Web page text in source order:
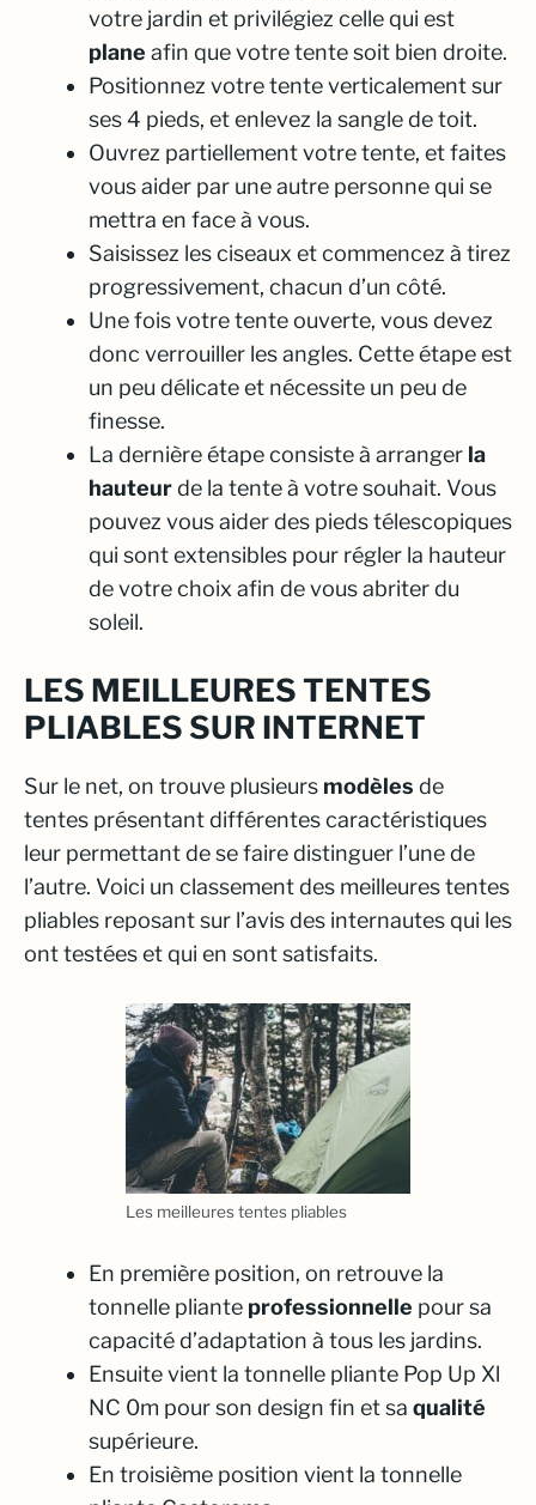
votre jardin et privilégiez celle qui est
plane afin que votre tente soit bien droite.
Positionnez votre tente verticalement sur
ses 4 pieds, et enlevez la sangle de toit.
Ouvrez partiellement votre tente, et faites
vous aider par une autre personne qui se
mettra en face à vous.
Saisissez les ciseaux et commencez à tirez
progressivement, chacun d’un côté.
Une fois votre tente ouverte, vous devez
donc verrouiller les angles. Cette étape est
un peu délicate et nécessite un peu de
finesse.
La dernière étape consiste à arranger la
hauteurde la tente à votre souhait. Vous
pouvez vous aider des pieds télescopiques
qui sont extensibles pour régler la hauteur
de votre choix afin de vous abriter du
soleil.
LES MEILLEURES TENTES
PLIABLES SUR INTERNET
Sur le net, on trouve plusieurs modèles de
tentes présentant différentes caractéristiques
leur permettant de se faire distinguer l’une de
l’autre. Voici un classement des meilleures tentes
pliables reposant sur l’avis des internautes qui les
ont testées et qui en sont satisfaits.
Les meilleures tentes pliables
En première position, on retrouve la
tonnelle pliante professionnelle pour sa
capacité d’adaptation à tous les jardins.
Ensuite vient la tonnelle pliante Pop Up Xl
NC 0m pour son design fin et sa qualité
supérieure.
En troisième position vient la tonnelle